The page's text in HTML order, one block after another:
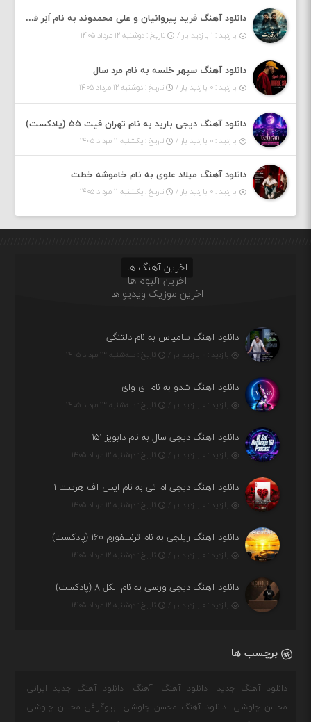
دانلود آهنگ فرید پیروانیان و علی محمدوند به نام اَبَر قدرت
بازدید : ۱ بازدید بار / تاریخ : دوشنبه ۱۲ مرداد ۱۴۰۵
دانلود آهنگ سپهر خلسه به نام مرد سال
بازدید : ۰ بازدید بار / تاریخ : دوشنبه ۱۲ مرداد ۱۴۰۵
دانلود آهنگ دیجی باربد به نام تهران فیت ۵۵ (پادکست)
بازدید : ۰ بازدید بار / تاریخ : یکشنبه ۱۱ مرداد ۱۴۰۵
دانلود آهنگ میلاد علوی به نام خاموشه خطت
بازدید : ۰ بازدید بار / تاریخ : یکشنبه ۱۱ مرداد ۱۴۰۵
اخرین آهنگ ها
اخرین آلبوم ها
اخرین موزیک ویدیو ها
دانلود آهنگ سامیاس به نام دلتنگی
بازدید : ۰ بازدید بار / تاریخ : سه‌شنبه ۱۳ مرداد ۱۴۰۵
دانلود آهنگ شدو به نام ای وای
بازدید : ۰ بازدید بار / تاریخ : سه‌شنبه ۱۳ مرداد ۱۴۰۵
دانلود آهنگ دیجی سال به نام دابویز ۱۵۱
بازدید : ۰ بازدید بار / تاریخ : دوشنبه ۱۲ مرداد ۱۴۰۵
دانلود آهنگ دیجی ام تی به نام ایس آف هرست ۱
بازدید : ۰ بازدید بار / تاریخ : دوشنبه ۱۲ مرداد ۱۴۰۵
دانلود آهنگ ریلجی به نام ترنسفورم ۱۶۰ (پادکست)
بازدید : ۰ بازدید بار / تاریخ : دوشنبه ۱۲ مرداد ۱۴۰۵
دانلود آهنگ دیجی ورسی به نام الکل ۸ (پادکست)
بازدید : ۰ بازدید بار / تاریخ : دوشنبه ۱۲ مرداد ۱۴۰۵
برچسب ها
دانلود آهنگ جدید دانلود آهنگ آهنگ
دانلود آهنگ جدید ایرانی
محسن چاوشی
دانلود آهنگ محسن چاوشی
بیوگرافی محسن چاوشی